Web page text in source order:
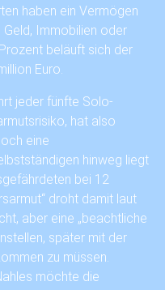
haben ein Vermögen
Immobilien oder
beläuft sich der
Euro.
jeder fünfte Solo-
hat also
eine
hinweg liegt
bei 12
droht damit laut
aber eine „beachtliche
später mit der
zu müssen.
möchte die